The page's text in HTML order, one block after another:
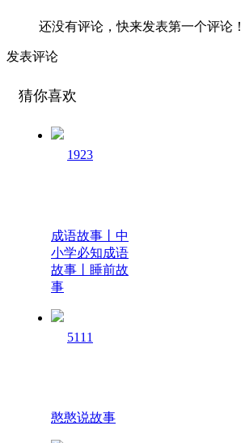
还没有评论，快来发表第一个评论！
发表评论
猜你喜欢
1923
成语故事丨中
小学必知成语
故事丨睡前故
事
5111
憨憨说故事